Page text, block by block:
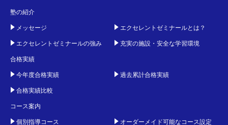
塾の紹介
メッセージ エクセレントゼミナールとは？
エクセレントゼミナールの強み 充実の施設・安全な学習環境
合格実績
今年度合格実績 過去累計合格実績
合格実績比較
コース案内
個別指導コース オーダーメイド可能なコース設定